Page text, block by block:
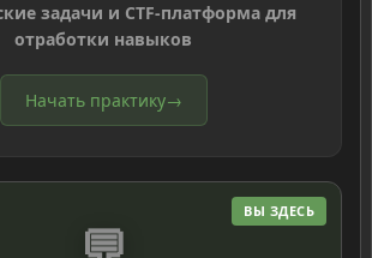
задачи и CTF-платформа для
отработки навыков
Начать практику→
ВЫ ЗДЕСЬ